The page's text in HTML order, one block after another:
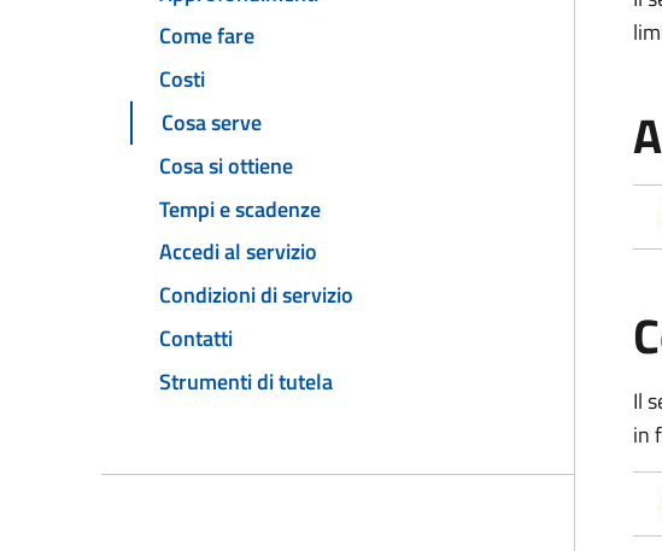
Come fare
Costi
Cosa serve
Cosa si ottiene
Tempi e scadenze
Accedi al servizio
Condizioni di servizio
Contatti
Strumenti di tutela
Il
in